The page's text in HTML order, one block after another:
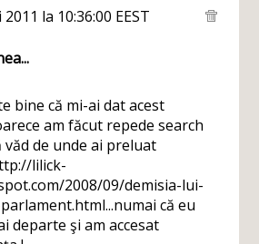
la 10:36:00 EEST
bine că mi-ai dat acest
am făcut repede search
văd de unde ai preluat
lilick-
2008/09/demisia-lui-
că eu
departe şi am accesat